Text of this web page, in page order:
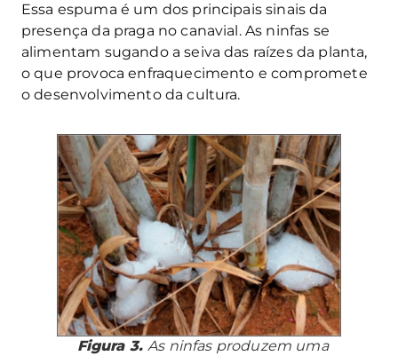
Essa espuma é um dos principais sinais da
presença da praga no canavial. As ninfas se
alimentam sugando a seiva das raízes da planta,
o que provoca enfraquecimento e compromete
o desenvolvimento da cultura.
Figura 3.As ninfas produzem uma